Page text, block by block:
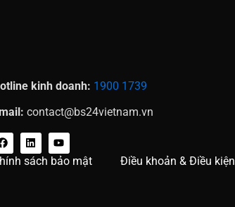
kinh doanh: 1900 1739
contact@bs24vietnam.vn
F
a
c
e
L
i
n
k
Y
o
u
t
sách bảo mật Điều khoản & Điều kiện